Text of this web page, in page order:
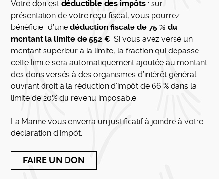
Votre don estdéductible des impôts : sur
présentation de votre reçu fiscal, vous pourrez
bénéficier d’unedéduction fiscale de 75 % du
montant la limite de 552 € . Si vous avez versé un
montant supérieur à la limite, la fraction qui dépasse
cette limite sera automatiquement ajoutée au montant
des dons versés à des organismes d’intérêt général
ouvrant droit à la réduction d’impôt de 66 % dans la
limite de 20% du revenu imposable.
La Manne vous enverra un justificatif à joindre à votre
déclaration d’impôt.
FAIRE UN DON